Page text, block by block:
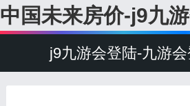
中国未来房价-j9九
j9九游会登陆-九游